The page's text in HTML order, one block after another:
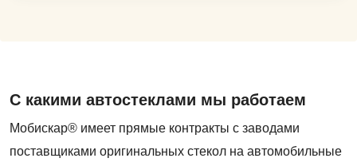
С какими автостеклами мы работаем
Мобискар® имеет прямые контракты с заводами
поставщиками оригинальных стекол на автомобильные